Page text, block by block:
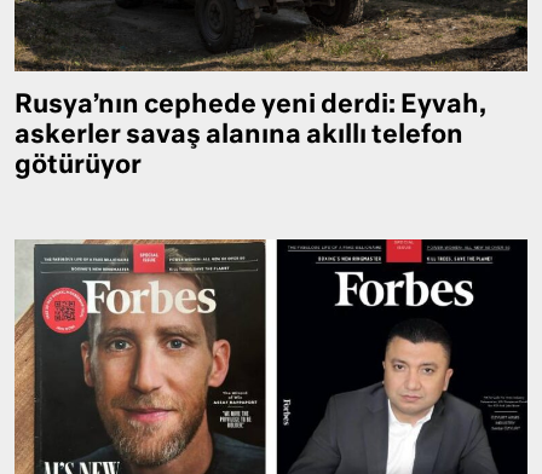
Rusya’nın cephede yeni derdi: Eyvah,
askerler savaş alanına akıllı telefon
götürüyor